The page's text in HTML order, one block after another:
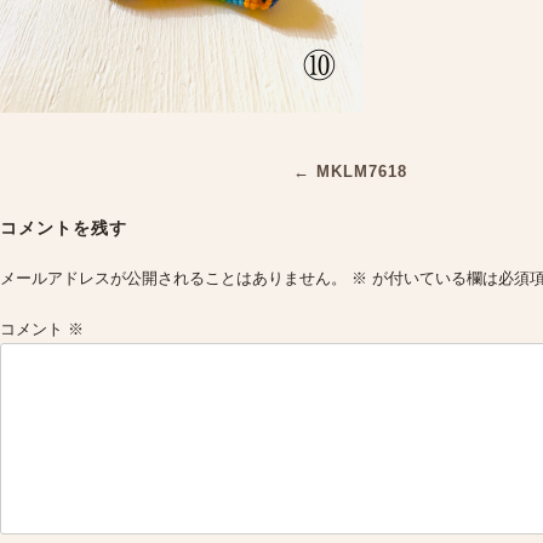
← MKLM7618
コメントを残す
メールアドレスが公開されることはありません。 ※ が付いている欄は必須
コメント ※